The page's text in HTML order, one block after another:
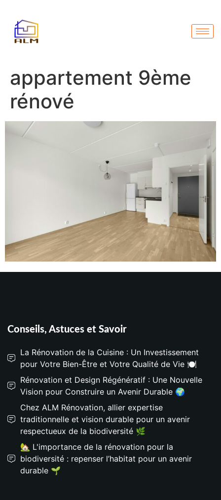
appartement 9ème
rénové
Conseils, Astuces et Savoir
La Rénovation de la Cuisine : Un Investissement
pour Votre Bien-Être et Votre Qualité de Vie 🍽️
Rénovation et Design Régénératif : Une Nouvelle
Vision pour Construire un Avenir Durable 🌍
Chez ALM Rénovation, allier expertise
traditionnelle et vision durable pour un avenir
respectueux de la biodiversité 🌿
🏡 L'importance de la rénovation pour la
biodiversité : repenser l’habitat pour un avenir
durable 🌱